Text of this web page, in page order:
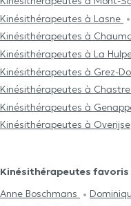
Kinésithérapeutes à Lasne
Kinésithérapeutes à
Kinésithérapeutes à La
Kinésithérapeutes à Grez-
Kinésithérapeutes à Chastre
Kinésithérapeutes à
Kinésithérapeutes à Overijse
Kinésithérapeutes favoris
Anne Boschmans